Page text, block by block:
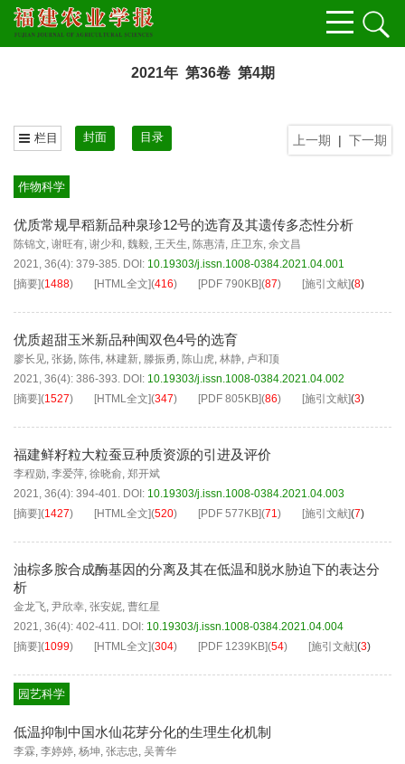
2021年 第36卷 第4期
上一期 | 下一期
栏目 封面 目录
作物科学
优质常规早稻新品种泉珍12号的选育及其遗传多态性分析
陈锦文, 谢旺有, 谢少和, 魏毅, 王天生, 陈惠清, 庄卫东, 余文昌
2021, 36(4): 379-385. DOI: 10.19303/j.issn.1008-0384.2021.04.001
[摘要](1488) [HTML全文](416) [PDF 790KB](87) [施引文献](8)
优质超甜玉米新品种闽双色4号的选育
廖长见, 张扬, 陈伟, 林建新, 滕振勇, 陈山虎, 林静, 卢和顶
2021, 36(4): 386-393. DOI: 10.19303/j.issn.1008-0384.2021.04.002
[摘要](1527) [HTML全文](347) [PDF 805KB](86) [施引文献](3)
福建鲜籽粒大粒蚕豆种质资源的引进及评价
李程勋, 李爱萍, 徐晓俞, 郑开斌
2021, 36(4): 394-401. DOI: 10.19303/j.issn.1008-0384.2021.04.003
[摘要](1427) [HTML全文](520) [PDF 577KB](71) [施引文献](7)
油棕多胺合成酶基因的分离及其在低温和脱水胁迫下的表达分
析
金龙飞, 尹欣幸, 张安妮, 曹红星
2021, 36(4): 402-411. DOI: 10.19303/j.issn.1008-0384.2021.04.004
[摘要](1099) [HTML全文](304) [PDF 1239KB](54) [施引文献](3)
园艺科学
低温抑制中国水仙花芽分化的生理生化机制
李霖, 李婷婷, 杨坤, 张志忠, 吴菁华